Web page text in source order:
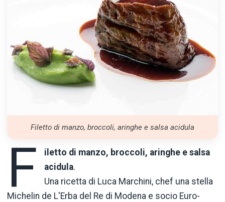
Filetto di manzo, broccoli, aringhe e salsa acidula
F
iletto di manzo, broccoli, aringhe e salsa
acidula.
Una ricetta di Luca Marchini, chef una stella
Michelin de L'Erba del Re di Modena e socio Euro-